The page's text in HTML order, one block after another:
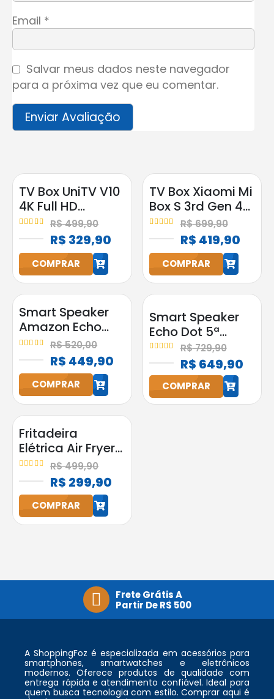
Email *
Salvar meus dados neste navegador
para a próxima vez que eu comentar.
h
TV Box UniTV V10
4K Full HD
Android
R$499,90
R$ 329,90
COMPRAR
h
TV Box Xiaomi Mi
Box S 3rd Gen 4K
2GB RAM 32GB
Google
Assistente
R$699,90
R$ 419,90
COMPRAR
h
Smart Speaker
Amazon Echo
Pop Alexa
Original Preta
Bluetooth
R$520,00
R$ 449,90
COMPRAR
Smart Speaker
Echo Dot 5ª
Geração
Amazon com
Alexa Preta
R$729,90
R$ 649,90
COMPRAR
Fritadeira
Elétrica Air Fryer
Start Fry 3,5L
1400W Elgin
Preta
R$499,90
R$ 299,90
COMPRAR
Frete Grátis A
Partir De R$ 500
A ShoppingFoz é especializada em acessórios para
smartphones, smartwatches e eletrônicos
modernos. Oferece produtos de qualidade com
entrega rápida e atendimento confiável. Ideal para
quem busca tecnologia com estilo. Comprar aqui é